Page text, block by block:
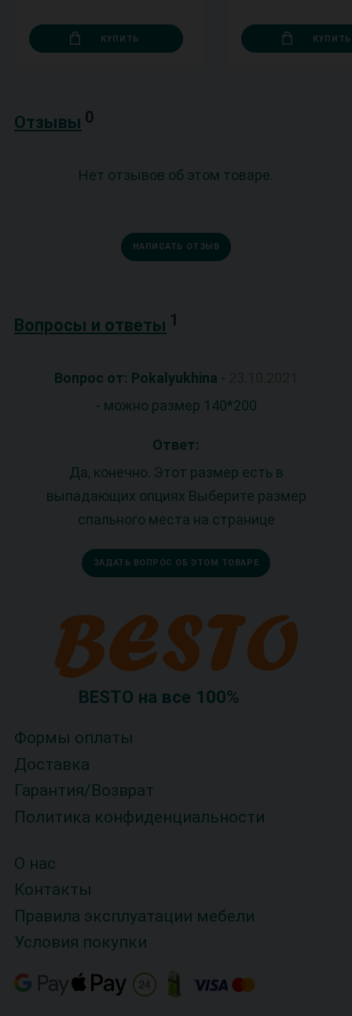
КУПИТЬ КУПИТЬ
Отзывы 0
Нет отзывов об этом товаре.
НАПИСАТЬ ОТЗЫВ
Вопросы и ответы 1
Вопрос от: Pokalyukhina -
- можно размер 140*200
Ответ:
Да, конечно. Этот размер есть в
выпадающих опциях Выберите размер
спального места на странице
ЗАДАТЬ ВОПРОС ОБ ЭТОМ ТОВАРЕ
BESTO на все 100%
Формы оплаты
Доставка
Гарантия/Возврат
Политика конфиденциальности
О нас
Контакты
Правила эксплуатации мебели
Условия покупки